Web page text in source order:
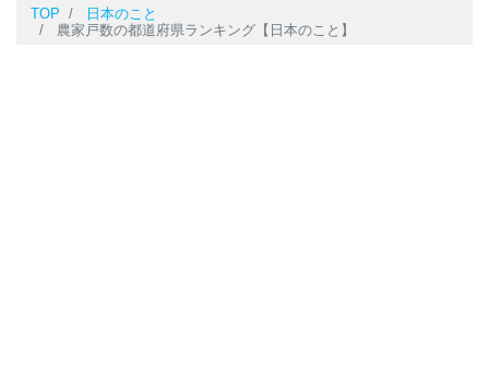
TOP
日本のこと
農家戸数の都道府県ランキング【日本のこと】